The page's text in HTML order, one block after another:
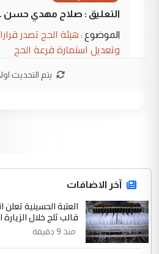
التعليق : صلاح مهدي حسن
الموضوع : هيئة الحج تصدر
وتعديل استمارة قرعة الحج
المشترك لا تستهدف أية
الدول الشقيقة
يوسف غزوان عصمت
التعليق : بكالوريوس فيزياء
زوجتي أيضا بكالوريوس
يتم التحديث
آخر الاضافات
قالب ثلج خلال الزيارة
منذ 9 دقيقة